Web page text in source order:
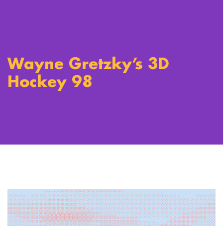
Wayne Gretzky’s 3D
Hockey 98